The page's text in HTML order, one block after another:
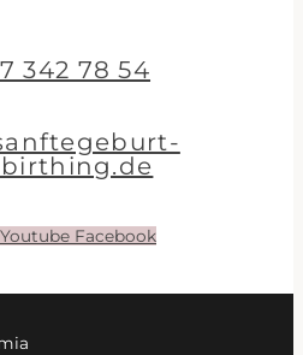
342 78 54
Youtube Facebook